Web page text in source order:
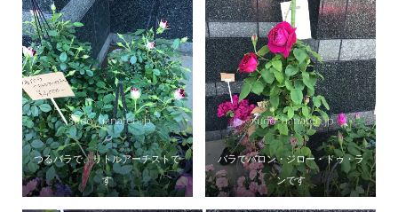
つるバラで、リトルアーチストで
す
バラでバロン・ジロー・ドゥ・ラ
ンです